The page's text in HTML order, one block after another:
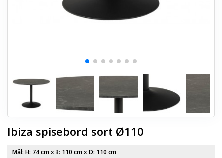
Ibiza spisebord sort Ø110
Mål: H: 74 cmx B: 110 cmx D: 110 cm